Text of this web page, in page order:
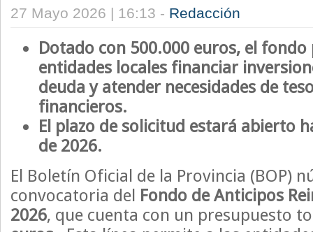
27 Mayo 2026 | 16:13 - Redacción
Dotado con 500.000 euros, el
entidades locales financiar
deuda y atender necesidades de
financieros.
El plazo de solicitud estará abierto
de 2026.
El Boletín Oficial de la Provincia (BOP)
convocatoria del Fondo de Anticipos
2026, que cuenta con un presupuesto